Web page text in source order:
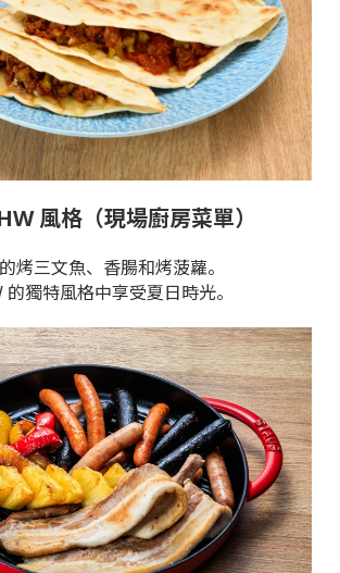
風格（現場廚房菜單）
烤三文魚、香腸和烤菠蘿。
的獨特風格中享受夏日時光。